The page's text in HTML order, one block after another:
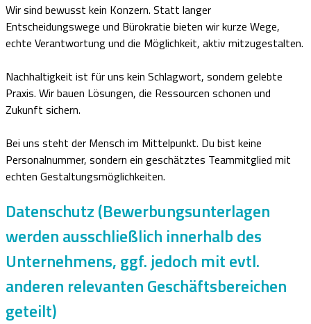
Wir sind bewusst kein Konzern. Statt langer
Entscheidungswege und Bürokratie bieten wir kurze Wege,
echte Verantwortung und die Möglichkeit, aktiv mitzugestalten.
Nachhaltigkeit ist für uns kein Schlagwort, sondern gelebte
Praxis. Wir bauen Lösungen, die Ressourcen schonen und
Zukunft sichern.
Bei uns steht der Mensch im Mittelpunkt. Du bist keine
Personalnummer, sondern ein geschätztes Teammitglied mit
echten Gestaltungsmöglichkeiten.
Datenschutz (Bewerbungsunterlagen
werden ausschließlich innerhalb des
Unternehmens, ggf. jedoch mit evtl.
anderen relevanten Geschäftsbereichen
geteilt)